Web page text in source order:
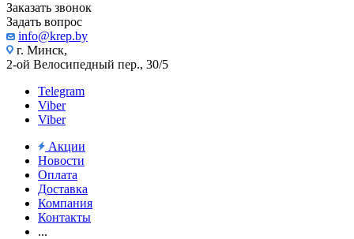
Заказать звонок
Задать вопрос
info@krep.by
г. Минск,
2-ой Велосипедный пер., 30/5
Telegram
Viber
Viber
Акции
Новости
Оплата
Доставка
Компания
Контакты
...